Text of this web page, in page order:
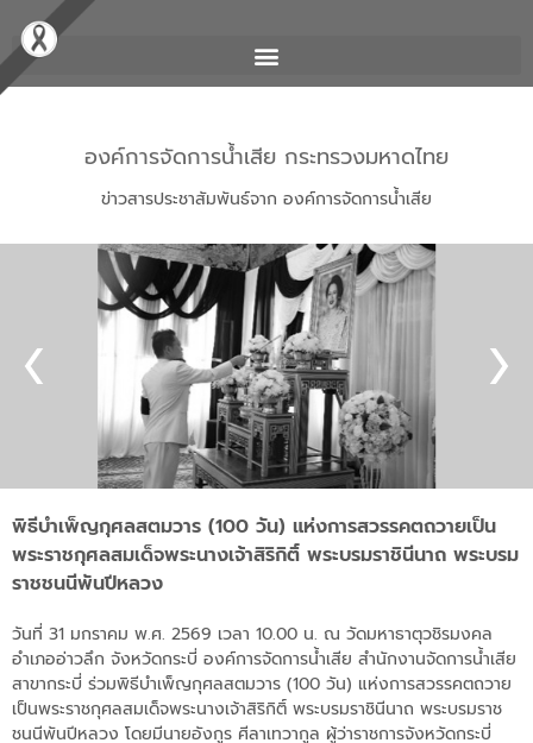
องค์การจัดการน้ำเสีย กระทรวงมหาดไทย
ข่าวสารประชาสัมพันธ์จาก องค์การจัดการน้ำเสีย
พิธีบำเพ็ญกุศลสตมวาร (100 วัน) แห่งการสวรรคตถวายเป็น
พระราชกุศลสมเด็จพระนางเจ้าสิริกิติ์ พระบรมราชินีนาถ พระบรม
ราชชนนีพันปีหลวง
วันที่ 31 มกราคม พ.ศ. 2569 เวลา 10.00 น. ณ วัดมหาธาตุวชิรมงคล
อำเภออ่าวลึก จังหวัดกระบี่ องค์การจัดการน้ำเสีย สำนักงานจัดการน้ำเสีย
สาขากระบี่ ร่วมพิธีบำเพ็ญกุศลสตมวาร (100 วัน) แห่งการสวรรคตถวาย
เป็นพระราชกุศลสมเด็จพระนางเจ้าสิริกิติ์ พระบรมราชินีนาถ พระบรมราช
ชนนีพันปีหลวง โดยมีนายอังกูร ศีลาเทวากูล ผู้ว่าราชการจังหวัดกระบี่